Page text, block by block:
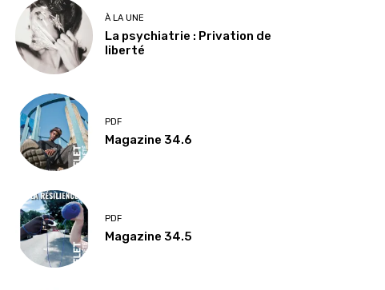
À LA UNE
La psychiatrie : Privation de
liberté
PDF
Magazine 34.6
PDF
Magazine 34.5